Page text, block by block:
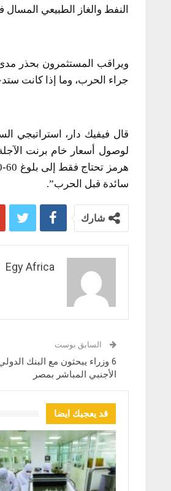
النفط والغاز الطبيعي المسال
ويراقب المستثمرون بحذر
جراء الحرب، وما إذا كانت
قال فيفيك دار، استراتيجي
سائدة قبل الحرب”.
شارك
Egy Africa
السابق بوست
6 وزراء يبحثون مع البنك
الأجنبي المباشر بمصر
قد يعجبك ايضا